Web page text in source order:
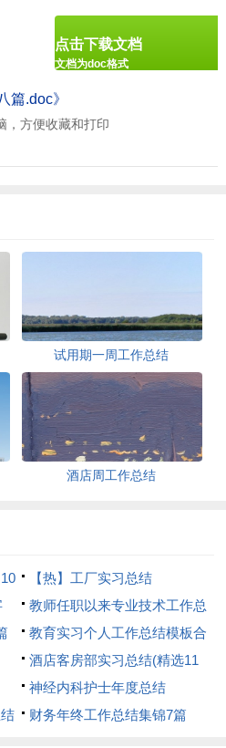
篇.doc》
，方便收藏和打印
点击下载文档
文档为doc格式
试用期一周工作总结
酒店周工作总结
【热】工厂实习总结
教师任职以来专业技术工作总
结教育实习个人工作总结模板合
集6篇
酒店客房部实习总结(精选11
篇)神经内科护士年度总结
财务年终工作总结集锦7篇